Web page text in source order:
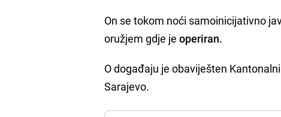
On se tokom noći samoinicijativno
oružjem gdje jeoperiran.
O događaju je obaviješten
Sarajevo.